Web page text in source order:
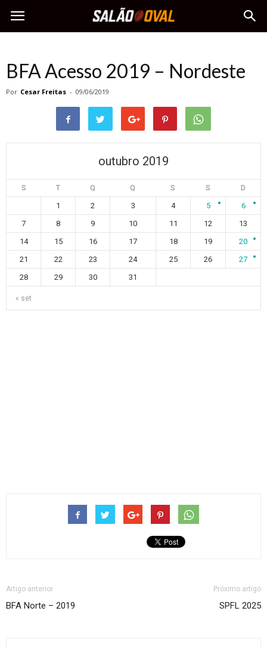
BFA Acesso 2019 – Nordeste
Por Cesar Freitas - 09/06/2019
outubro 2019
S T Q Q S S D
« set
1 2 3 4 5
6
7
8 9 10 11 12
13
14
15 16 17 18 19
20
21
22 23 24 25 26
27
28
29 30 31
Artigo anterior
BFA Norte – 2019
Próximo artigo
SPFL 2025